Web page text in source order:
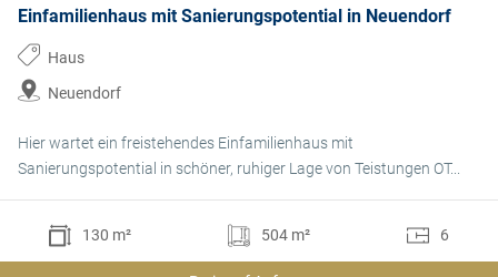
Einfamilienhaus mit Sanierungspotential in Neuendorf
Haus
Neuendorf
Hier wartet ein freistehendes Einfamilienhaus mit
Sanierungspotential in schöner, ruhiger Lage von Teistungen OT...
130 m² 504 m² 6